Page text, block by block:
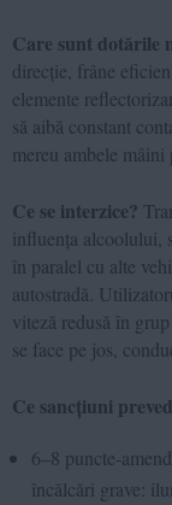
Care sunt dotările
direcție, frâne
elemente
să aibă constant
mereu ambele mâini
Ce se interzice?
influența alcoolului,
în paralel cu alte
autostradă.
viteză redusă în
se face pe jos,
Ce sancțiuni
6–8 puncte-
încălcări grave: